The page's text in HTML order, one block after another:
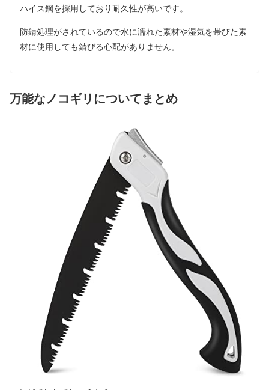
ハイス鋼を採用しており耐久性が高いです。
防錆処理がされているので水に濡れた素材や湿気を帯びた素
材に使用しても錆びる心配がありません。
万能なノコギリについてまとめ